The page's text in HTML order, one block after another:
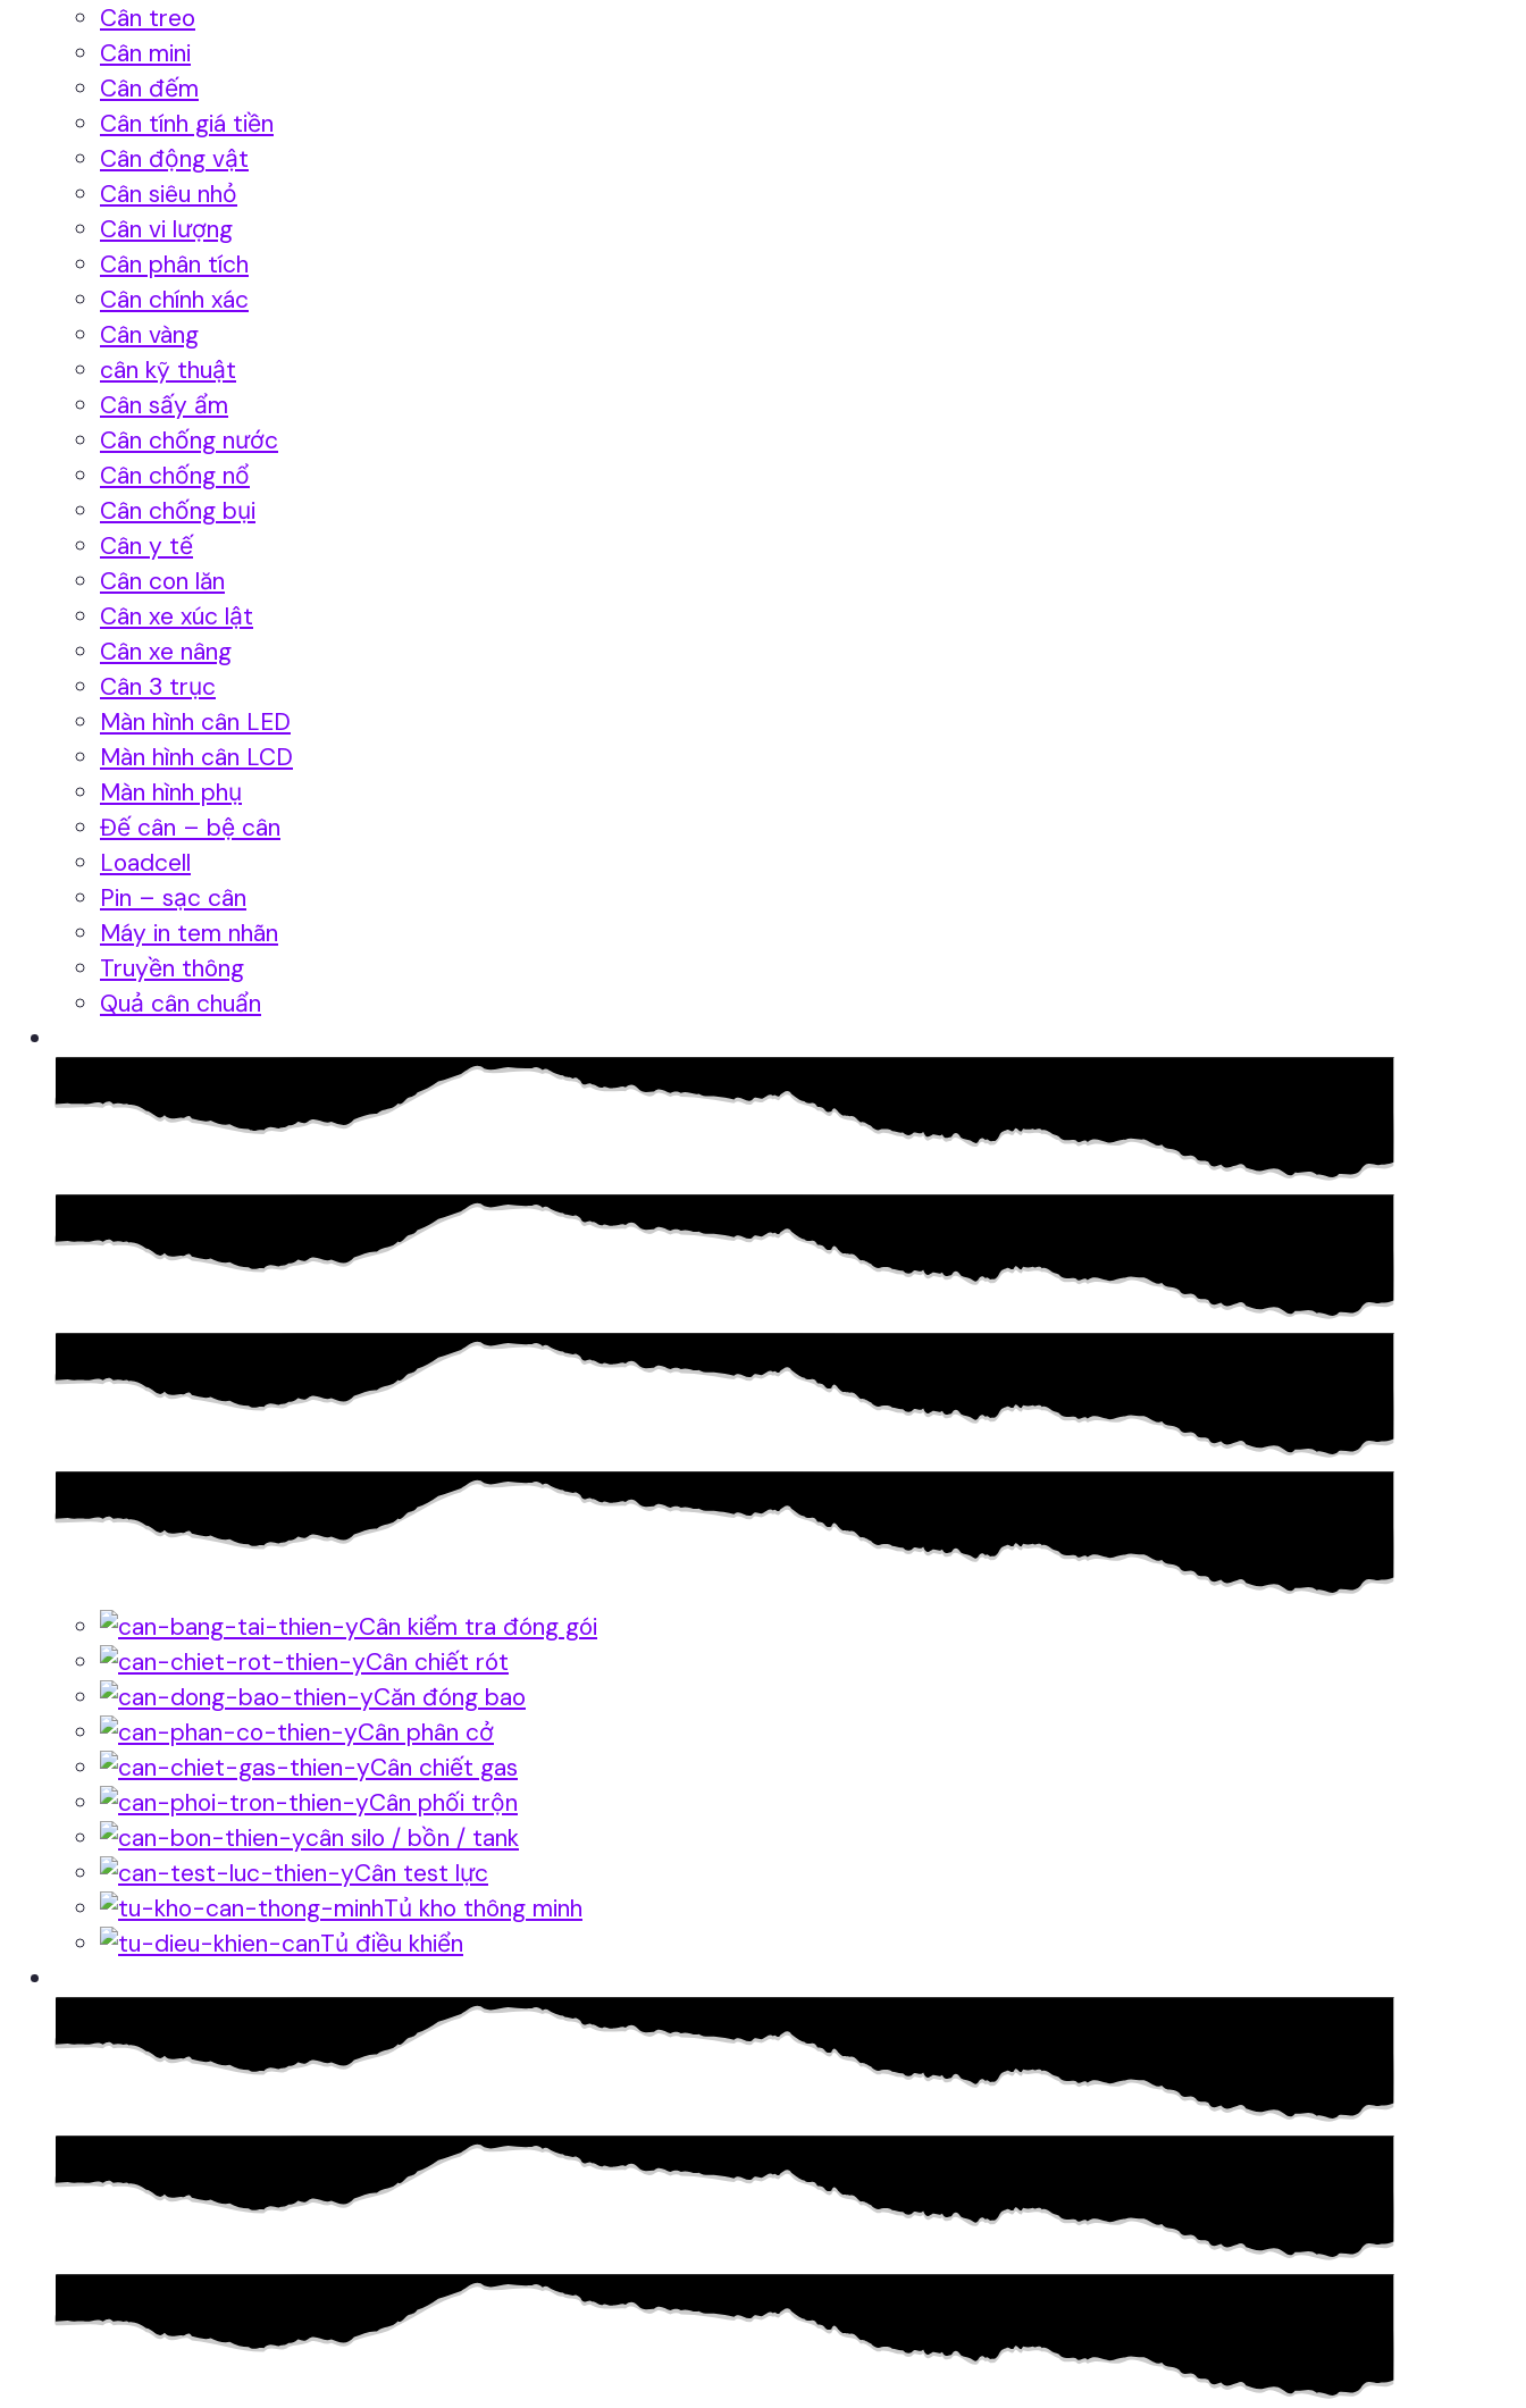
Cân treo
Cân mini
Cân đếm
Cân tính giá tiền
Cân động vật
Cân siêu nhỏ
Cân vi lượng
Cân phân tích
Cân chính xác
Cân vàng
cân kỹ thuật
Cân sấy ẩm
Cân chống nước
Cân chống nổ
Cân chống bụi
Cân y tế
Cân con lăn
Cân xe xúc lật
Cân xe nâng
Cân 3 trục
Màn hình cân LED
Màn hình cân LCD
Màn hình phụ
Đế cân – bệ cân
Loadcell
Pin – sạc cân
Máy in tem nhãn
Truyền thông
Quả cân chuẩn
Cân kiểm tra đóng gói
Cân chiết rót
Căn đóng bao
Cân phân cở
Cân chiết gas
Cân phối trộn
cân silo / bồn / tank
Cân test lực
Tủ kho thông minh
Tủ điều khiển